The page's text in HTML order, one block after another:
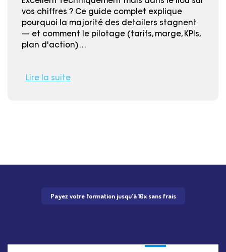
vos chiffres ? Ce guide complet explique
pourquoi la majorité des detailers stagnent
— et comment le pilotage (tarifs, marge, KPIs,
plan d'action)…
Lire la suite
Payez votre formation jusqu'à 10x sans frais